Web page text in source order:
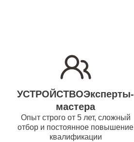
УСТРОЙСТВОЭксперты-
мастера
Опыт строго от 5 лет, сложный
отбор и постоянное повышение
квалификации